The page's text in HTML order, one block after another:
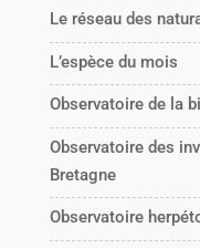
Le réseau des
L’espèce du mois
Observatoire de la
Observatoire des
Bretagne
Observatoire